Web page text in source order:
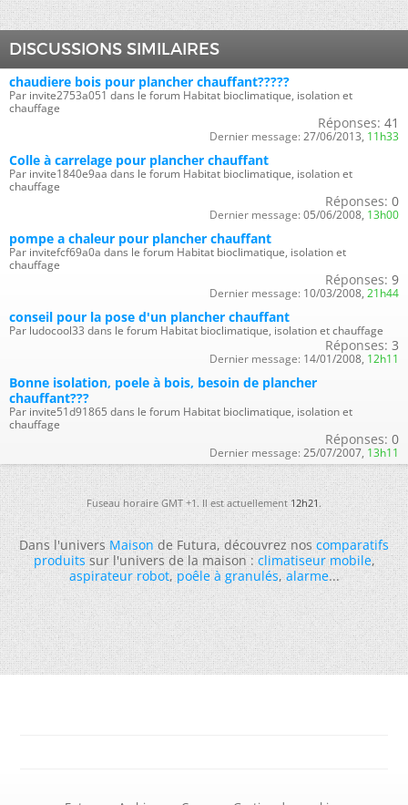
DISCUSSIONS SIMILAIRES
chaudiere bois pour plancher chauffant?????
Par invite2753a051 dans le forum Habitat bioclimatique, isolation et
chauffage
Réponses: 41
Dernier message: 27/06/2013, 11h33
Colle à carrelage pour plancher chauffant
Par invite1840e9aa dans le forum Habitat bioclimatique, isolation et
chauffage
Réponses: 0
Dernier message: 05/06/2008, 13h00
pompe a chaleur pour plancher chauffant
Par invitefcf69a0a dans le forum Habitat bioclimatique, isolation et
chauffage
Réponses: 9
Dernier message: 10/03/2008, 21h44
conseil pour la pose d'un plancher chauffant
Par ludocool33 dans le forum Habitat bioclimatique, isolation et chauffage
Réponses: 3
Dernier message: 14/01/2008, 12h11
Bonne isolation, poele à bois, besoin de plancher
chauffant???
Par invite51d91865 dans le forum Habitat bioclimatique, isolation et
chauffage
Réponses: 0
Dernier message: 25/07/2007, 13h11
Fuseau horaire GMT +1. Il est actuellement12h21.
Dans l'universMaisonde Futura, découvrez noscomparatifs
produitssur l'univers de la maison :climatiseur mobile,
aspirateur robot,poêle à granulés,alarme...